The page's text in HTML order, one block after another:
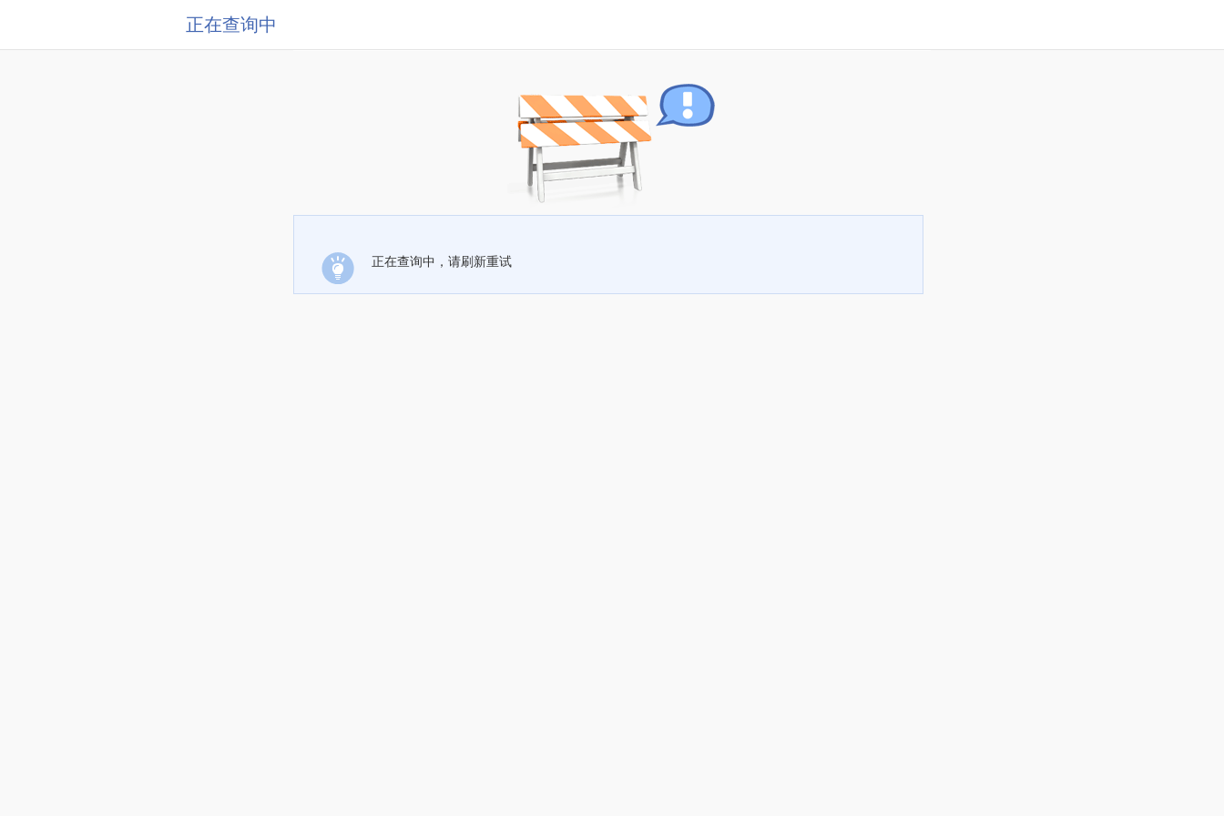
正在查询中
正在查询中，请刷新重试